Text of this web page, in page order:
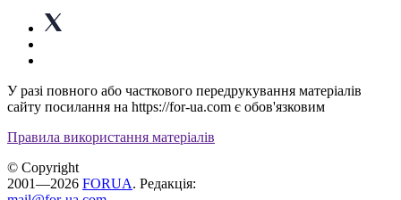
У разі повного або часткового передрукування матеріалів
сайту посилання на https://for-ua.com є обов'язковим
Правила використання матеріалів
© Copyright
2001—2026 FORUA. Редакція: